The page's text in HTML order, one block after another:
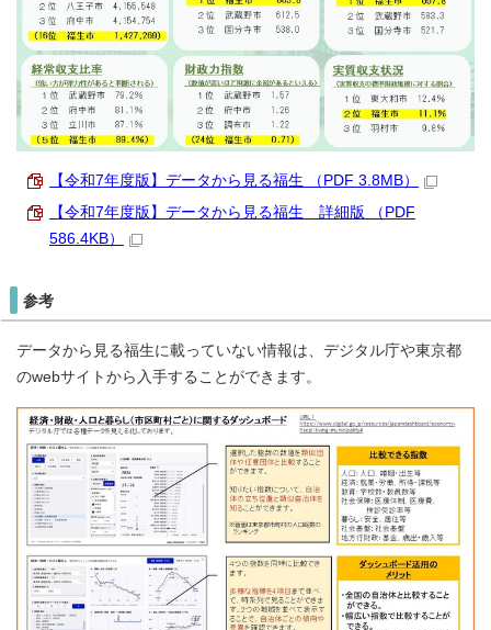
【令和7年度版】データから見る福生 （PDF 3.8MB）
【令和7年度版】データから見る福生 詳細版 （PDF
586.4KB）
参考
データから見る福生に載っていない情報は、デジタル庁や東京都
のwebサイトから入手することができます。